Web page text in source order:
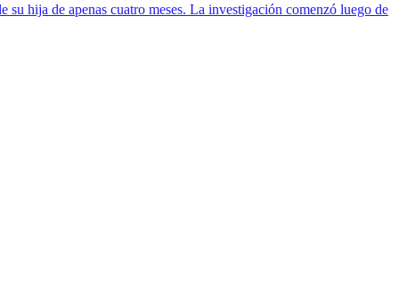
hija de apenas cuatro meses. La investigación comenzó luego de